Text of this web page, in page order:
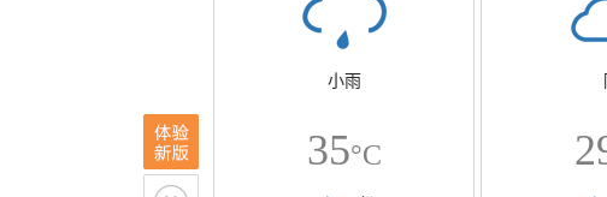
小雨
35°C